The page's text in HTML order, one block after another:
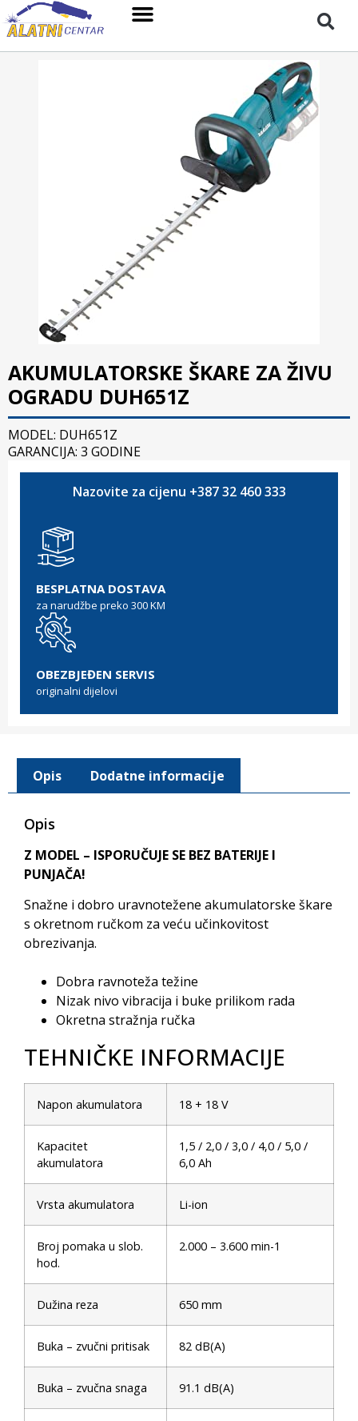
AKUMULATORSKE ŠKARE ZA ŽIVU
OGRADU DUH651Z
MODEL: DUH651Z
GARANCIJA: 3 GODINE
Nazovite za cijenu +387 32 460 333
BESPLATNA DOSTAVA
za narudžbe preko 300 KM
OBEZBJEĐEN SERVIS
originalni dijelovi
Opis Dodatne informacije
Opis
Z MODEL – ISPORUČUJE SE BEZ BATERIJE I
PUNJAČA!
Snažne i dobro uravnotežene akumulatorske škare
s okretnom ručkom za veću učinkovitost
obrezivanja.
Dobra ravnoteža težine
Nizak nivo vibracija i buke prilikom rada
Okretna stražnja ručka
TEHNIČKE INFORMACIJE
Napon akumulatora 18 + 18 V
Kapacitet
akumulatora
1,5 / 2,0 / 3,0 / 4,0 / 5,0 /
6,0 Ah
Vrsta akumulatora Li-ion
Broj pomaka u slob.
hod.
2.000 – 3.600 min-1
Dužina reza 650 mm
Buka – zvučni pritisak 82 dB(A)
Buka – zvučna snaga 91.1 dB(A)